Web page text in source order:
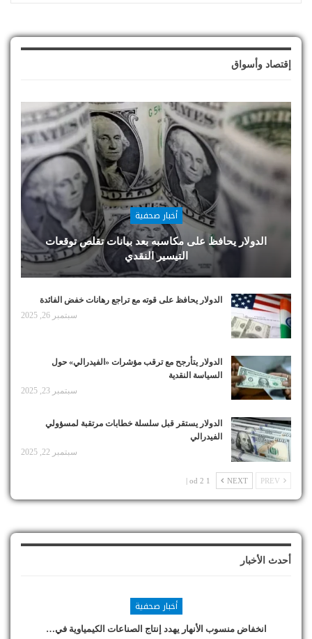
إقتصاد وأسواق
أخبار صحفية
الدولار يحافظ على مكاسبه بعد بيانات تقلص توقعات
التيسير النقدي
الدولار يحافظ على قوته مع تراجع رهانات خفض الفائدة
سبتمبر 26, 2025
الدولار يتأرجح مع ترقب مؤشرات «الفيدرالي» حول
السياسة النقدية
سبتمبر 23, 2025
الدولار يستقر قبل سلسلة خطابات مرتقبة لمسؤولي
الفيدرالي
سبتمبر 22, 2025
NEXT
1 od 2 |
أحدث الأخبار
أخبار صحفية
انخفاض منسوب الأنهار يهدد إنتاج الصناعات الكيمياوية في…